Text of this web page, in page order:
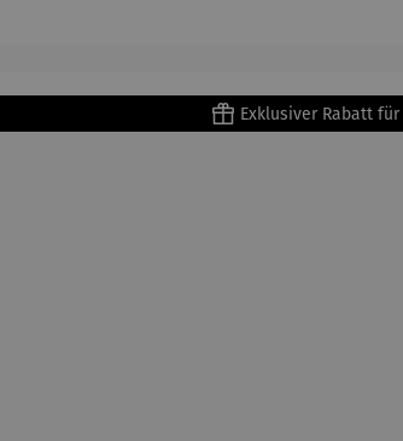
Exklusiver Rabatt